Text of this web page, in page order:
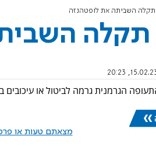
תקלה השביתה את לופטהנזה
תקלה
15.02.23,
מצאתם טעות או